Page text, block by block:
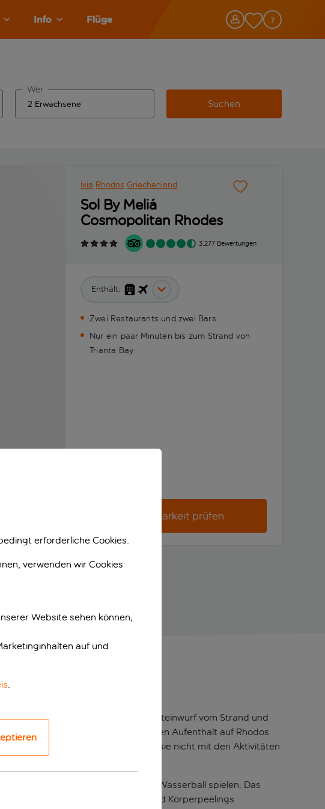
Info Flüge
Wer
Suchen
Ixia Rhodos Griechenland
Sol By Meliá
Cosmopolitan Rhodes
3.277 Bewertungen
Enthält:
Zwei Restaurants und zwei Bars
Nur ein paar Minuten bis zum Strand von
Trianta Bay
Verfügbarkeit prüfen
gesichert. So bist du nur einen Steinwurf vom Strand und
was du für einen erholsamen Aufenthalt auf Rhodos
Kleinen planschen können, wenn sie nicht mit den Aktivitäten
du auch Tischtennis, Billard und Wasserball spielen. Das
Gesichtsbehandlungen und Körperpeelings
erforderliche Cookies.
verwenden wir Cookies
Website sehen können;
auf und
.